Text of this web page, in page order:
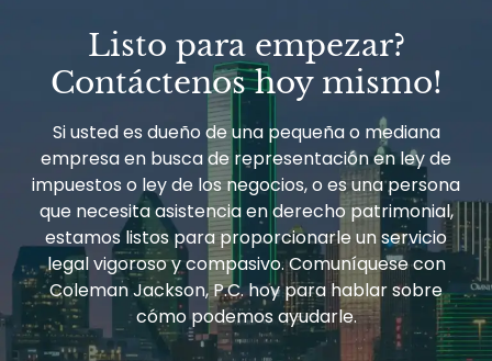
Listo para empezar?
Contáctenos hoy mismo!
Si usted es dueño de una pequeña o mediana
empresa en busca de representación en ley de
impuestos o ley de los negocios, o es una persona
que necesita asistencia en derecho patrimonial,
estamos listos para proporcionarle un servicio
legal vigoroso y compasivo. Comuníquese con
Coleman Jackson, P.C. hoy para hablar sobre
cómo podemos ayudarle.